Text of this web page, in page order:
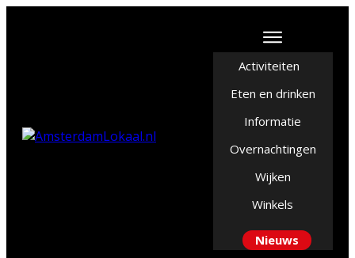
Activiteiten
Eten en drinken
Informatie
Overnachtingen
Wijken
Winkels
Nieuws